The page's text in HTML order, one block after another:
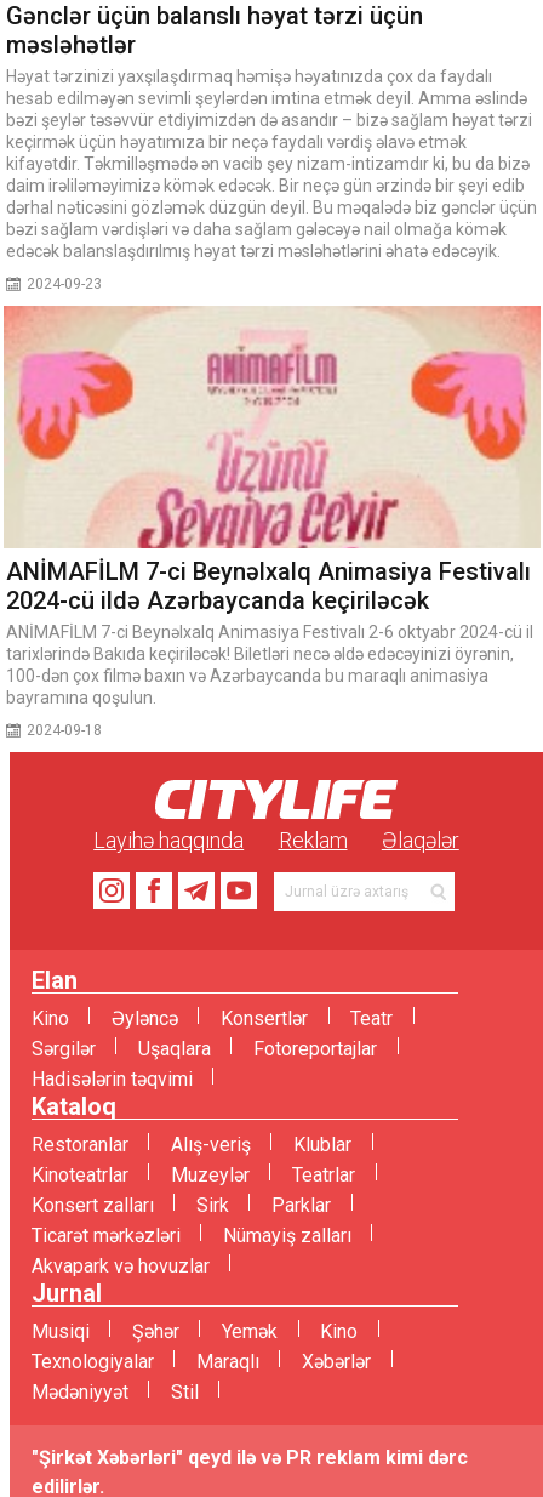
Gənclər üçün balanslı həyat tərzi üçün
məsləhətlər
Həyat tərzinizi yaxşılaşdırmaq həmişə həyatınızda çox da faydalı
hesab edilməyən sevimli şeylərdən imtina etmək deyil. Amma əslində
bəzi şeylər təsəvvür etdiyimizdən də asandır – bizə sağlam həyat tərzi
keçirmək üçün həyatımıza bir neçə faydalı vərdiş əlavə etmək
kifayətdir. Təkmilləşmədə ən vacib şey nizam-intizamdır ki, bu da bizə
daim irəliləməyimizə kömək edəcək. Bir neçə gün ərzində bir şeyi edib
dərhal nəticəsini gözləmək düzgün deyil. Bu məqalədə biz gənclər üçün
bəzi sağlam vərdişləri və daha sağlam gələcəyə nail olmağa kömək
edəcək balanslaşdırılmış həyat tərzi məsləhətlərini əhatə edəcəyik.
2024-09-23
ANİMAFİLM 7-ci Beynəlxalq Animasiya Festivalı
2024-cü ildə Azərbaycanda keçiriləcək
ANİMAFİLM 7-ci Beynəlxalq Animasiya Festivalı 2-6 oktyabr 2024-cü il
tarixlərində Bakıda keçiriləcək! Biletləri necə əldə edəcəyinizi öyrənin,
100-dən çox filmə baxın və Azərbaycanda bu maraqlı animasiya
bayramına qoşulun.
2024-09-18
Layihə haqqında Reklam Əlaqələr
Elan
Kino Əyləncə Konsertlər
Teatr
Sərgilər
Uşaqlara
Fotoreportajlar
Hadisələrin təqvimi
Kataloq
Restoranlar Alış-veriş
Klublar
Kinoteatrlar
Muzeylər
Teatrlar
Konsert zalları
Sirk
Parklar
Ticarət mərkəzləri
Nümayiş zalları
Akvapark və hovuzlar
Jurnal
Musiqi Şəhər Yemək
Kino
Texnologiyalar
Maraqlı
Xəbərlər
Mədəniyyət
Stil
"Şirkət Xəbərləri" qeyd ilə və PR reklam kimi dərc
edilirlər.